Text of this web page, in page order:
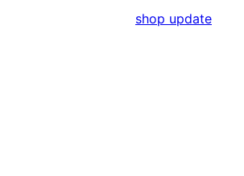
shop update